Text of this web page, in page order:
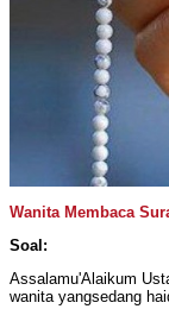
Wanita Membaca
Soal:
Assalamu'Alaikum
wanita yangsedang